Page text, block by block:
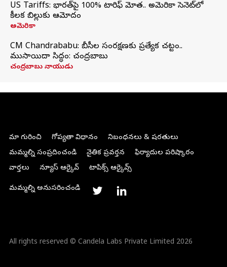
US Tariffs: భారత్‌పై 100% టారిఫ్‌ మోత.. అమెరికా సెనెట్‌లో
కీలక బిల్లుకు ఆమోదం
అమెరికా
CM Chandrababu: బీసీల సంరక్షణకు ప్రత్యేక చట్టం..
ముసాయిదా సిద్ధం: చంద్రబాబు
చంద్రబాబు నాయుడు
మా గురించి గోప్యతా విధానం
నిబంధనలు & షరతులు
మమ్మల్ని సంప్రదించండి
నైతిక ప్రవర్తన
ఫిర్యాదుల పరిష్కారం
వార్తలు
న్యూస్ ఆర్కైవ్ టాపిక్స్ ఆర్కైవ్స్
మమ్మల్ని అనుసరించండి
All rights reserved © Candela Labs Private Limited 2026